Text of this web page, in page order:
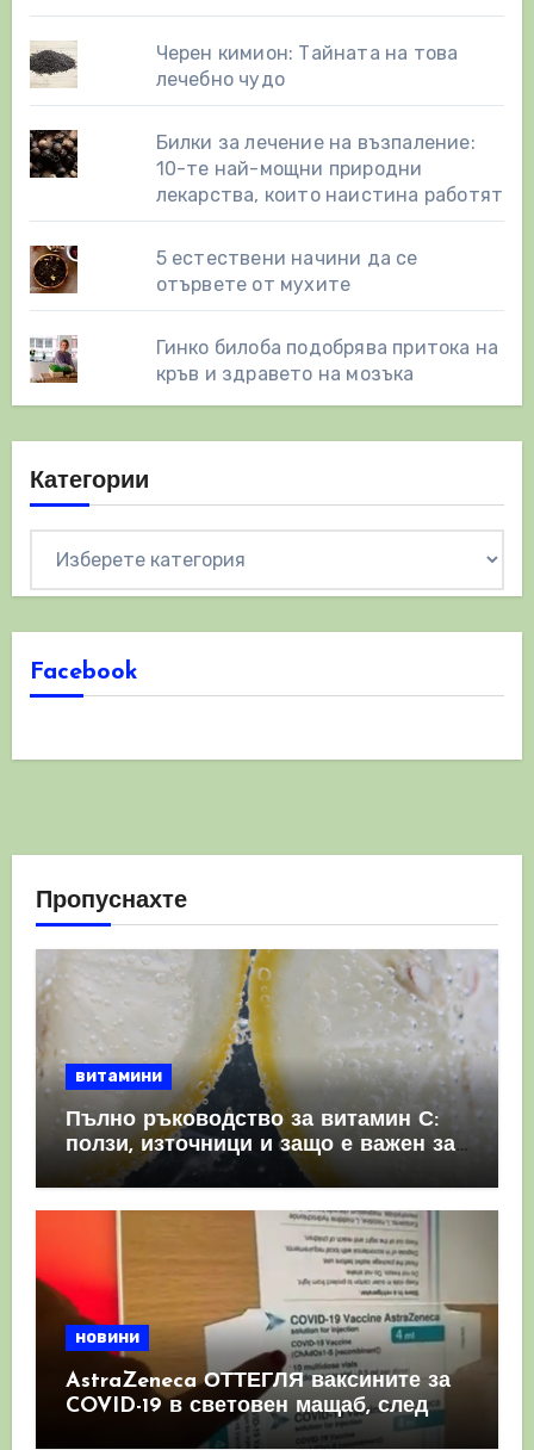
Черен кимион: Тайната на това
лечебно чудо
Билки за лечение на възпаление:
10-те най-мощни природни
лекарства, които наистина работят
5 естествени начини да се
отървете от мухите
Гинко билоба подобрява притока на
кръв и здравето на мозъка
Категории
Facebook
Пропуснахте
витамини
Пълно ръководство за витамин С:
ползи, източници и защо е важен за
имунната система
новини
AstraZeneca ОТТЕГЛЯ ваксините за
COVID-19 в световен мащаб, след
като призна, че те причиняват